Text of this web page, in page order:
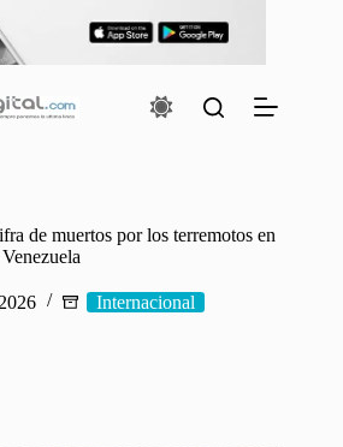
de muertos por los terremotos en
Venezuela
Internacional